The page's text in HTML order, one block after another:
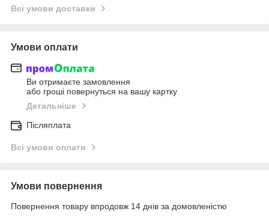
Всі умови доставки
Умови оплати
Ви отримаєте замовлення
або гроші повернуться на вашу картку
Детальніше
Післяплата
Всі умови оплати
Умови повернення
Повернення товару впродовж 14 днів за домовленістю